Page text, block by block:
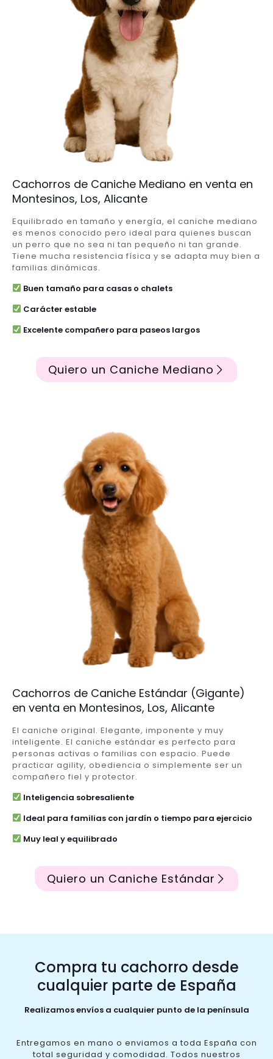
Cachorros de Caniche Mediano en venta en
Montesinos, Los, Alicante
Equilibrado en tamaño y energía, el caniche mediano
es menos conocido pero ideal para quienes buscan
un perro que no sea ni tan pequeño ni tan grande.
Tiene mucha resistencia física y se adapta muy bien a
familias dinámicas.
Buen tamaño para casas o chalets
Carácter estable
Excelente compañero para paseos largos
Quiero un Caniche Mediano
Cachorros de Caniche Estándar (Gigante)
en venta en Montesinos, Los, Alicante
El caniche original. Elegante, imponente y muy
inteligente. El caniche estándar es perfecto para
personas activas o familias con espacio. Puede
practicar agility, obediencia o simplemente ser un
compañero fiel y protector.
Inteligencia sobresaliente
Ideal para familias con jardín o tiempo para ejercicio
Muy leal y equilibrado
Quiero un Caniche Estándar
Compra tu cachorro desde
cualquier parte de España
Realizamos envíos a cualquier punto de la península
Entregamos en mano o enviamos a toda España con
total seguridad y comodidad. Todos nuestros